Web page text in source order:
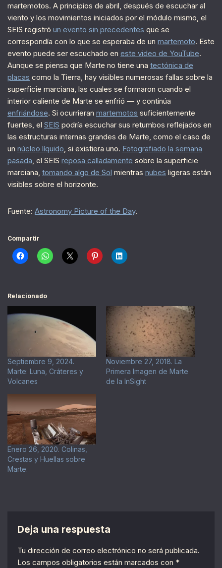
martemotos. A principios de abril, después de escuchar al
viento y los movimientos iniciados por el módulo mismo, el
SEIS registró un evento sin precedentes que se
correspondía con lo que se esperaba de un martemoto. Este
evento puede ser escuchado en este video de YouTube.
Aunque se piensa que Marte no tiene una tectónica de
placas como la Tierra, hay visibles numerosas fallas sobre la
superficie marciana, las cuales se formaron cuando el
interior caliente de Marte se enfrió — y continúa
enfriándose. Si ocurrieran martemotos suficientemente
fuertes, el SEIS podría escuchar sus retumbos reflejados en
las estructuras internas grandes de Marte, como el caso de
un núcleo líquido, si existiera uno. Fotografiado la semana
pasada, el SEIS reposa calladamente sobre la superficie
marciana, tomando algo de Sol mientras nubes ligeras están
visibles sobre el horizonte.
Fuente: Astronomy Picture of the Day.
Compartir
Relacionado
Septiembre 9, 2024.
Marte: Luna, Cráteres y
Volcanes
Noviembre 27, 2018. La
Primera Imagen de Marte
de la InSight
Enero 26, 2020. Colinas,
Crestas y Huellas sobre
Marte.
Deja una respuesta
Tu dirección de correo electrónico no será publicada.
Los campos obligatorios están marcados con *